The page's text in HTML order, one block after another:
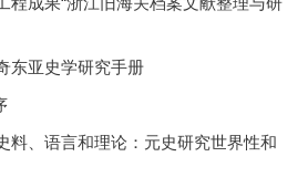
东亚史学研究手册
料、语言和理论：元史研究世界性和